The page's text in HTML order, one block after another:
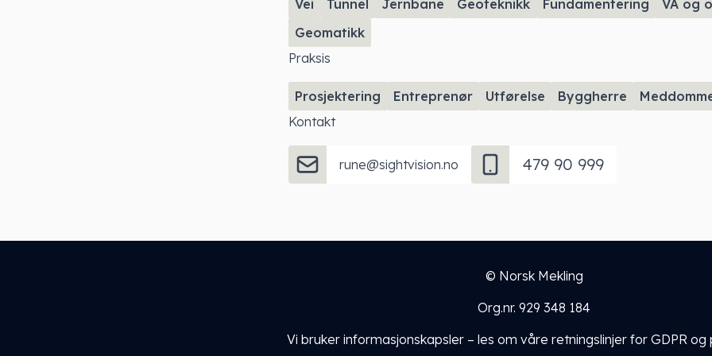
Vei Tunnel Jernbane Geoteknikk Fundamentering
VA og
Geomatikk
Praksis
Prosjektering Entreprenør Utførelse Byggherre
Kontakt
rune@sightvision.no 479 90 999
© Norsk Mekling
Org.nr. 929 348 184
Vi bruker informasjonskapsler – les om våre retningslinjer for GDPR og